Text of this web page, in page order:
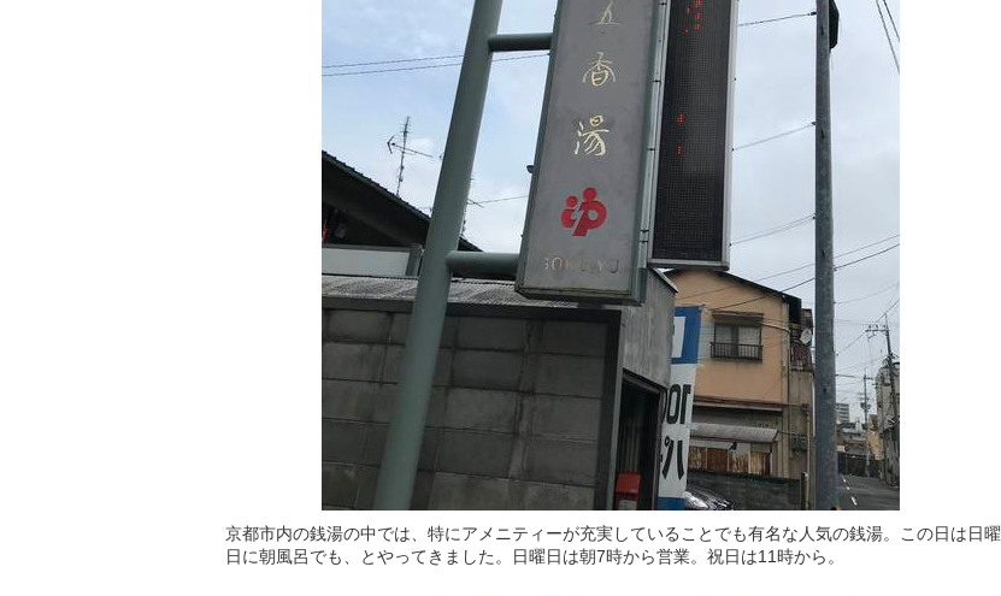
京都市内の銭湯の中では、特にアメニティーが充実していることでも有名な人気の銭湯。この日は日曜
日に朝風呂でも、とやってきました。日曜日は朝7時から営業。祝日は11時から。